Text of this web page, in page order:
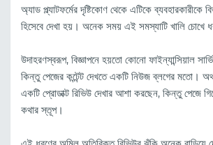
অ্যাড প্ল্যাটফর্মের দৃষ্টিকোণ থেকে এটিকে ব্যবহারকারীকে
হিসেবে দেখা হয়। অনেক সময় এই সমস্যাটি খালি চোখে
উদাহরণস্বরূপ, বিজ্ঞাপনে হয়তো কোনো ফাইন্যান্সিয়াল
কিন্তু পেজের কন্টেন্ট দেখতে একটি নিউজ ব্লগের মতো।
একটি প্রোডাক্ট রিভিউ দেখার আশা করছেন, কিন্তু পেজে
কথার স্তূপ।